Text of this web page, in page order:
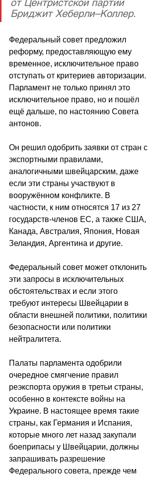
Бриджит Хеберли–Коллер.
Федеральный совет предложил
реформу, предоставляющую ему
временное, исключительное право
отступать от критериев авторизации.
Парламент не только принял это
исключительное право, но и пошёл
ещё дальше, по настоянию Совета
антонов.
Он решил одобрить заявки от стран с
экспортными правилами,
аналогичными швейцарским, даже
если эти страны участвуют в
вооружённом конфликте. В
частности, к ним относятся 17 из 27
государств-членов ЕС, а также США,
Канада, Австралия, Япония, Новая
Зеландия, Аргентина и другие.
Федеральный совет может отклонить
эти запросы в исключительных
обстоятельствах и если этого
требуют интересы Швейцарии в
области внешней политики, политики
безопасности или политики
нейтралитета.
Палаты парламента одобрили
очередное смягчение правил
реэкспорта оружия в третьи страны,
особенно в контексте войны на
Украине. В настоящее время такие
страны, как Германия и Испания,
которые много лет назад закупали
боеприпасы у Швейцарии, должны
запрашивать разрешение
Федерального совета, прежде чем